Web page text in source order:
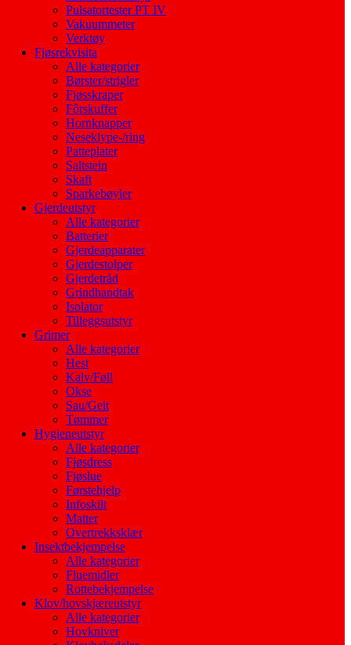
Pulsatortester PT IV
Vakuummeter
Verktøy
Fjøsrekvisita
Alle kategorier
Børster/strigler
Fjøsskraper
Fôrskuffer
Hornknapper
Neseklype-/ring
Patteplater
Saltstein
Skaft
Sparkebøyler
Gjerdeutstyr
Alle kategorier
Batterier
Gjerdeapparater
Gjerdestolper
Gjerdetråd
Grindhandtak
Isolator
Tilleggsutstyr
Grimer
Alle kategorier
Hest
Kalv/Føll
Okse
Sau/Geit
Tømmer
Hygieneutstyr
Alle kategorier
Fjøsdress
Fjøslue
Førstehjelp
Infoskilt
Matter
Overtrekksklær
Insektbekjempelse
Alle kategorier
Fluemidler
Rottebekjempelse
Klov/hovskjæreutstyr
Alle kategorier
Hovkniver